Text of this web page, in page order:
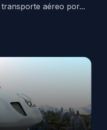
aéreo por...